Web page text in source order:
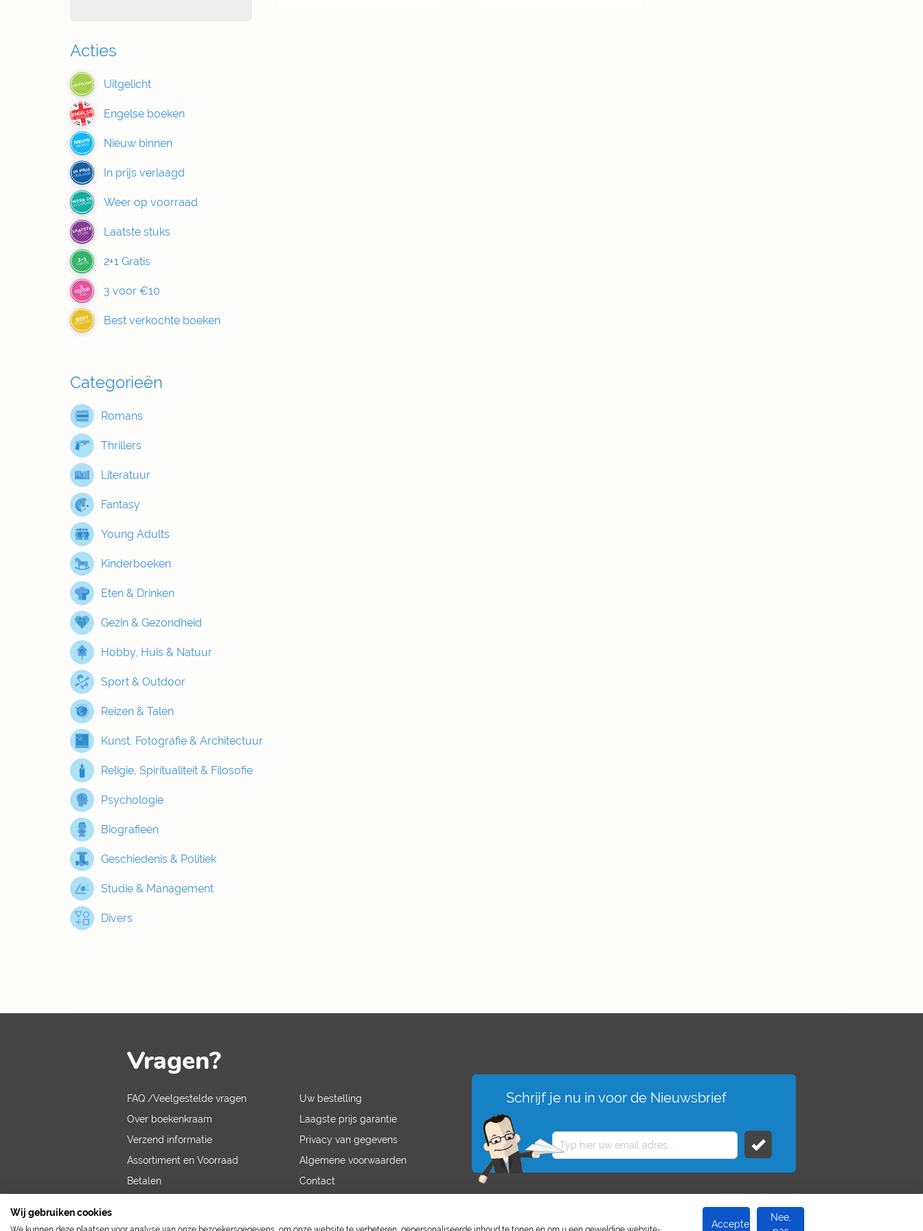
Acties
UITGELICHT Uitgelicht
ENGELSE
BOEKEN Engelse boeken
NIEUW
BINNEN Nieuw binnen
IN PRIJS
VERLAAGD In prijs verlaagd
WEER OP
VOORRAAD Weer op voorraad
LAATSTE
STUKS Laatste stuks
2+1
GRATIS 2+1 Gratis
3
VOOR
€10 3 voor €10
BEST
VERKOCHT Best verkochte boeken
Categorieën
Romans
Thrillers
Literatuur
Fantasy
Young Adults
Kinderboeken
Eten & Drinken
Gezin & Gezondheid
Hobby, Huis & Natuur
Sport & Outdoor
Reizen & Talen
Kunst, Fotografie & Architectuur
Religie, Spiritualiteit & Filosofie
Psychologie
Biografieën
Geschiedenis & Politiek
Studie & Management
Divers
Vragen?
FAQ /Veelgestelde vragen
Over boekenkraam
Verzend informatie
Assortiment en Voorraad
Betalen
Uw bestelling
Laagste prijs garantie
Privacy van gegevens
Algemene voorwaarden
Contact
Schrijf je nu in voor de Nieuwsbrief
Wij gebruiken cookies
Accepteer
Nee,